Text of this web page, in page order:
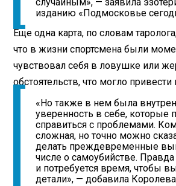
случайным», — заявила
изданию «Подмосковье
Еще одна карта, по словам
что в жизни спортсмена были
чувствовал себя в ловушке или
обстоятельств, что могло
«Но также в нем была
уверенность в себе, которые
справиться с проблемами.
сложная, но точно можно
делать преждевременные
числе о самоубийстве.
и потребуется время, чтобы
детали», — добавила